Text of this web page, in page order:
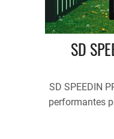
SD
SD SPEEDIN
performantes